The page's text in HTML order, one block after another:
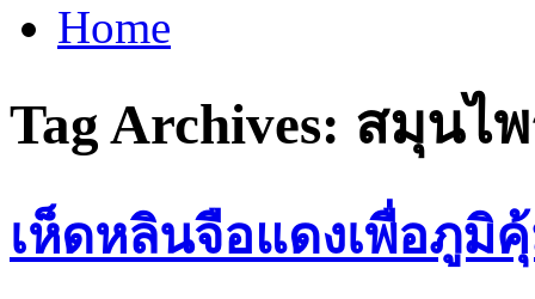
Home
Tag Archives: สมุนไ
เห็ดหลินจือแดงเพื่อภูมิ